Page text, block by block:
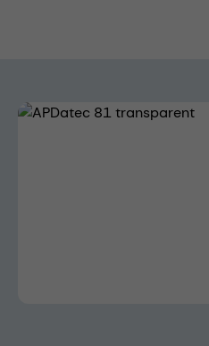
Skip image gallery